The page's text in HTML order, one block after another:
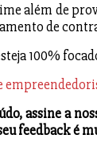
além de
de
100%
assine a
feedback é